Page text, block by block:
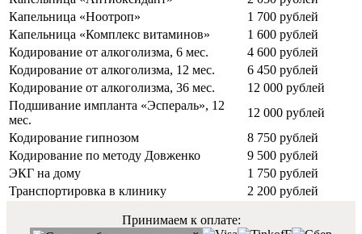
Капельница «Ноотроп»
1 700 рублей
Капельница «Комплекс витаминов»
1 600 рублей
Кодирование от алкоголизма, 6 мес.
4 600 рублей
Кодирование от алкоголизма, 12 мес.
6 450 рублей
Кодирование от алкоголизма, 36 мес.
12 000 рублей
Подшивание импланта «Эспераль», 12
мес.
12 000 рублей
Кодирование гипнозом
8 750 рублей
Кодирование по методу Довженко
9 500 рублей
ЭКГ на дому
1 750 рублей
Транспортировка в клинику
2 200 рублей
Принимаем к оплате: